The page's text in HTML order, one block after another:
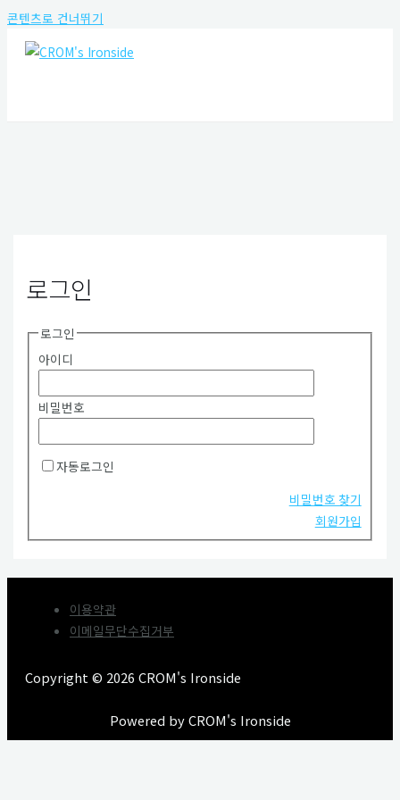
콘텐츠로 건너뛰기
로그인
로그인
아이디
비밀번호
자동로그인
비밀번호 찾기
회원가입
이용약관
이메일무단수집거부
Copyright © 2026 CROM's Ironside
Powered by CROM's Ironside